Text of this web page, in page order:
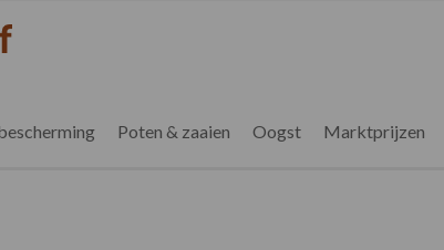
Poten & zaaien Oogst Marktprijzen